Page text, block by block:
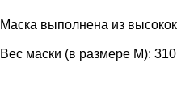
Маска выполнена из
Вес маски (в размере М): 310